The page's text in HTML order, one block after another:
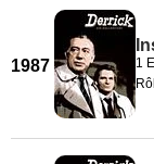
1987 1